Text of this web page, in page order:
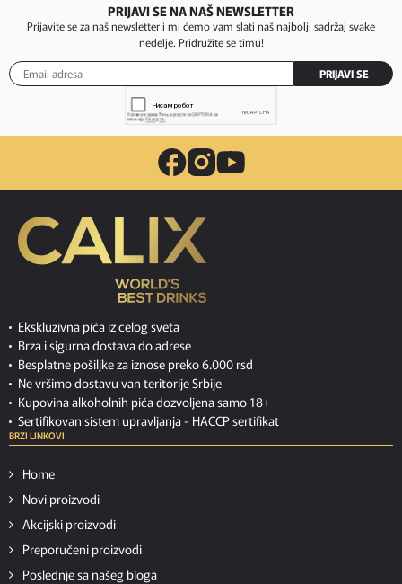
PRIJAVI SE NA NAŠ NEWSLETTER
Prijavite se za naš newsletter i mi ćemo vam slati naš najbolji sadržaj svake
nedelje. Pridružite se timu!
PRIJAVI SE
Ekskluzivna pića iz celog sveta
Brza i sigurna dostava do adrese
Besplatne pošiljke za iznose preko 6.000 rsd
Ne vršimo dostavu van teritorije Srbije
Kupovina alkoholnih pića dozvoljena samo 18+
Sertifikovan sistem upravljanja - HACCP sertifikat
BRZI LINKOVI
Home
Novi proizvodi
Akcijski proizvodi
Preporučeni proizvodi
Poslednje sa našeg bloga